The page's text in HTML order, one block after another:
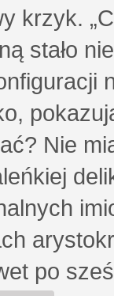
krzyk.
stało
Nie
po